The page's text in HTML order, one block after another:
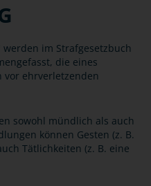
im Strafgesetzbuch
die eines
vor ehrverletzenden
sowohl mündlich als auch
können Gesten (z. B.
Tätlichkeiten (z. B. eine